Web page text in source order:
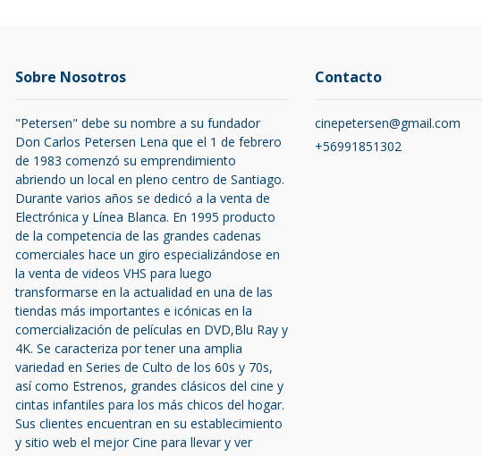
Sobre Nosotros
"Petersen" debe su nombre a su fundador
Don Carlos Petersen Lena que el 1 de febrero
de 1983 comenzó su emprendimiento
abriendo un local en pleno centro de Santiago.
Durante varios años se dedicó a la venta de
Electrónica y Línea Blanca. En 1995 producto
de la competencia de las grandes cadenas
comerciales hace un giro especializándose en
la venta de videos VHS para luego
transformarse en la actualidad en una de las
tiendas más importantes e icónicas en la
comercialización de películas en DVD,Blu Ray y
4K. Se caracteriza por tener una amplia
variedad en Series de Culto de los 60s y 70s,
así como Estrenos, grandes clásicos del cine y
cintas infantiles para los más chicos del hogar.
Sus clientes encuentran en su establecimiento
y sitio web el mejor Cine para llevar y ver
Contacto
cinepetersen@gmail.com
+56991851302